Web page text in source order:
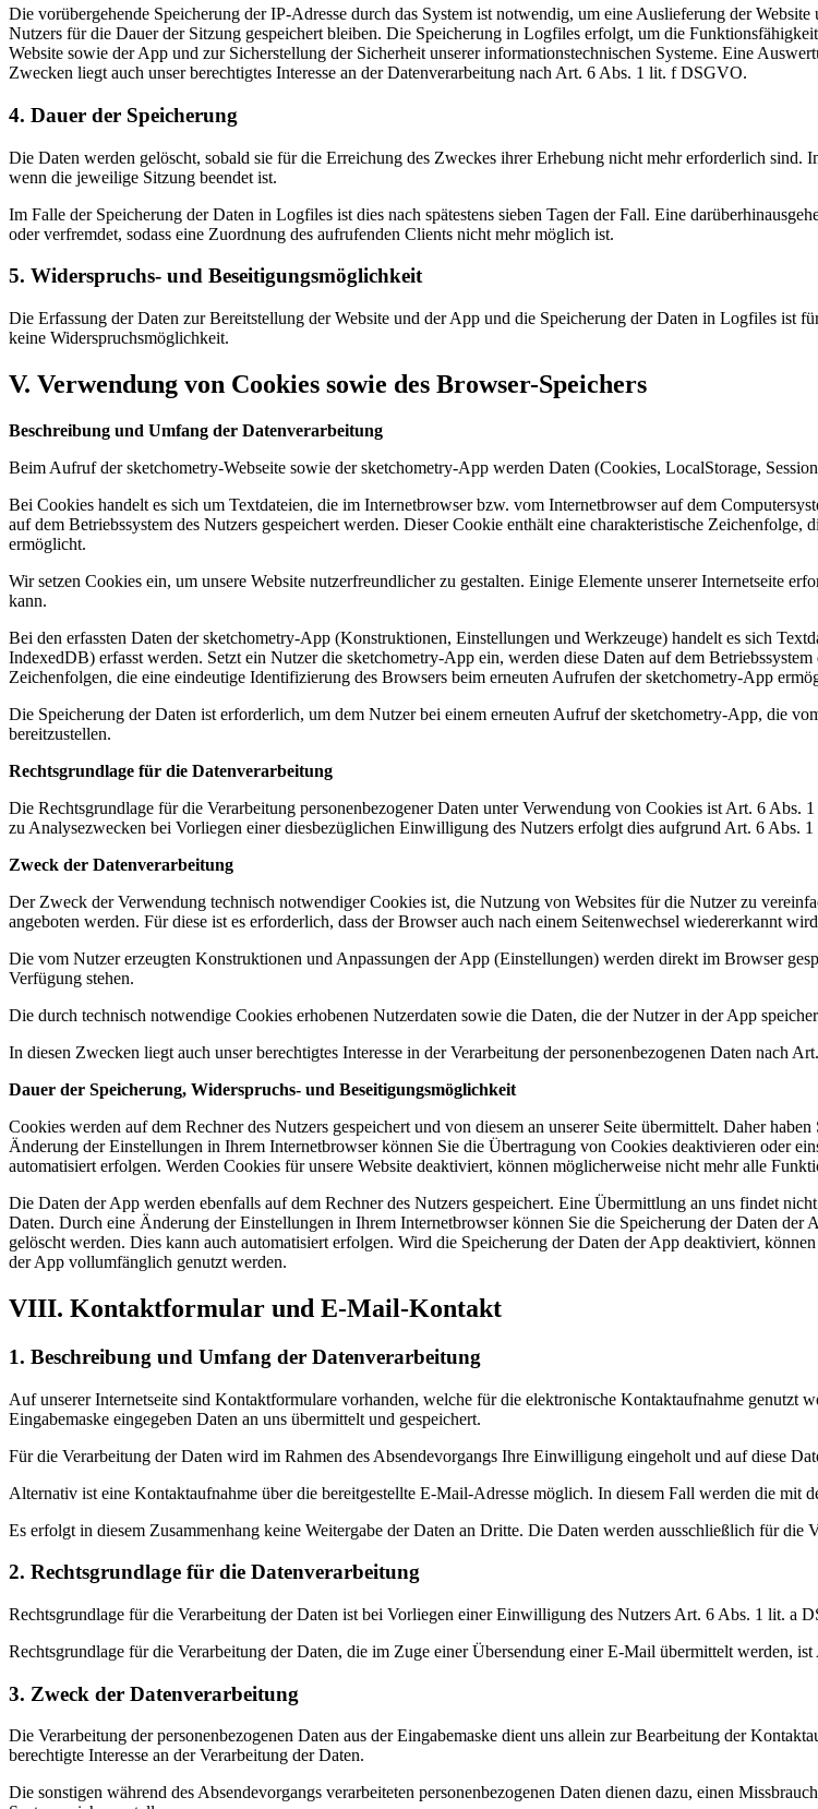
Die vorübergehende Speicherung der IP-Adresse durch das System ist notwendig, um eine Auslieferung der
Nutzers für die Dauer der Sitzung gespeichert bleiben. Die Speicherung in Logfiles erfolgt, um die
Website sowie der App und zur Sicherstellung der Sicherheit unserer informationstechnischen Systeme. Eine
Zwecken liegt auch unser berechtigtes Interesse an der Datenverarbeitung nach Art. 6 Abs. 1 lit. f DSGVO.
4. Dauer der Speicherung
Die Daten werden gelöscht, sobald sie für die Erreichung des Zweckes ihrer Erhebung nicht mehr erforderlich
wenn die jeweilige Sitzung beendet ist.
Im Falle der Speicherung der Daten in Logfiles ist dies nach spätestens sieben Tagen der Fall. Eine
oder verfremdet, sodass eine Zuordnung des aufrufenden Clients nicht mehr möglich ist.
5. Widerspruchs- und Beseitigungsmöglichkeit
Die Erfassung der Daten zur Bereitstellung der Website und der App und die Speicherung der Daten in Logfiles ist
keine Widerspruchsmöglichkeit.
V. Verwendung von Cookies sowie des Browser-Speichers
Beschreibung und Umfang der Datenverarbeitung
Beim Aufruf der sketchometry-Webseite sowie der sketchometry-App werden Daten (Cookies, LocalStorage,
Bei Cookies handelt es sich um Textdateien, die im Internetbrowser bzw. vom Internetbrowser auf dem
auf dem Betriebssystem des Nutzers gespeichert werden. Dieser Cookie enthält eine charakteristische
ermöglicht.
Wir setzen Cookies ein, um unsere Website nutzerfreundlicher zu gestalten. Einige Elemente unserer Internetseite
kann.
Bei den erfassten Daten der sketchometry-App (Konstruktionen, Einstellungen und Werkzeuge) handelt es sich
IndexedDB) erfasst werden. Setzt ein Nutzer die sketchometry-App ein, werden diese Daten auf dem
Zeichenfolgen, die eine eindeutige Identifizierung des Browsers beim erneuten Aufrufen der sketchometry-App
Die Speicherung der Daten ist erforderlich, um dem Nutzer bei einem erneuten Aufruf der sketchometry-App, die
bereitzustellen.
Rechtsgrundlage für die Datenverarbeitung
Die Rechtsgrundlage für die Verarbeitung personenbezogener Daten unter Verwendung von Cookies ist Art. 6
zu Analysezwecken bei Vorliegen einer diesbezüglichen Einwilligung des Nutzers erfolgt dies aufgrund Art. 6 Abs.
Zweck der Datenverarbeitung
Der Zweck der Verwendung technisch notwendiger Cookies ist, die Nutzung von Websites für die Nutzer zu
angeboten werden. Für diese ist es erforderlich, dass der Browser auch nach einem Seitenwechsel wiedererkannt
Die vom Nutzer erzeugten Konstruktionen und Anpassungen der App (Einstellungen) werden direkt im Browser
Verfügung stehen.
Die durch technisch notwendige Cookies erhobenen Nutzerdaten sowie die Daten, die der Nutzer in der App
In diesen Zwecken liegt auch unser berechtigtes Interesse in der Verarbeitung der personenbezogenen Daten nach
Dauer der Speicherung, Widerspruchs- und Beseitigungsmöglichkeit
Cookies werden auf dem Rechner des Nutzers gespeichert und von diesem an unserer Seite übermittelt. Daher
Änderung der Einstellungen in Ihrem Internetbrowser können Sie die Übertragung von Cookies deaktivieren oder
automatisiert erfolgen. Werden Cookies für unsere Website deaktiviert, können möglicherweise nicht mehr alle
Die Daten der App werden ebenfalls auf dem Rechner des Nutzers gespeichert. Eine Übermittlung an uns findet
Daten. Durch eine Änderung der Einstellungen in Ihrem Internetbrowser können Sie die Speicherung der Daten
gelöscht werden. Dies kann auch automatisiert erfolgen. Wird die Speicherung der Daten der App deaktiviert,
der App vollumfänglich genutzt werden.
VIII. Kontaktformular und E-Mail-Kontakt
1. Beschreibung und Umfang der Datenverarbeitung
Auf unserer Internetseite sind Kontaktformulare vorhanden, welche für die elektronische Kontaktaufnahme
Eingabemaske eingegeben Daten an uns übermittelt und gespeichert.
Für die Verarbeitung der Daten wird im Rahmen des Absendevorgangs Ihre Einwilligung eingeholt und auf diese
Alternativ ist eine Kontaktaufnahme über die bereitgestellte E-Mail-Adresse möglich. In diesem Fall werden die mit
Es erfolgt in diesem Zusammenhang keine Weitergabe der Daten an Dritte. Die Daten werden ausschließlich für die
2. Rechtsgrundlage für die Datenverarbeitung
Rechtsgrundlage für die Verarbeitung der Daten ist bei Vorliegen einer Einwilligung des Nutzers Art. 6 Abs. 1 lit. a
Rechtsgrundlage für die Verarbeitung der Daten, die im Zuge einer Übersendung einer E-Mail übermittelt werden,
3. Zweck der Datenverarbeitung
Die Verarbeitung der personenbezogenen Daten aus der Eingabemaske dient uns allein zur Bearbeitung der
berechtigte Interesse an der Verarbeitung der Daten.
Die sonstigen während des Absendevorgangs verarbeiteten personenbezogenen Daten dienen dazu, einen